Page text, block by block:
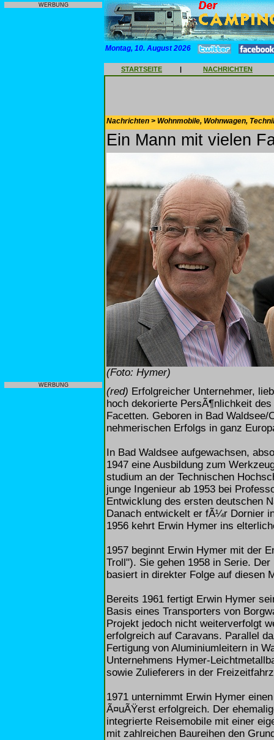
WERBUNG
WERBUNG
Montag, 10. August 2026
STARTSEITE | NACHRICHTEN
Nachrichten > Wohnmobile, Wohnwagen,
Ein Mann mit vielen
(Foto: Hymer)
(red) Erfolgreicher Unternehmer,
hoch dekorierte PersÃ¶nlichkeit
Facetten. Geboren in Bad
nehmerischen Erfolgs in ganz
In Bad Waldsee aufgewachsen,
1947 eine Ausbildung zum
studium an der Technischen
junge Ingenieur ab 1953 bei
Entwicklung des ersten deutschen
Danach entwickelt er fÃ¼r Dornier
1956 kehrt Erwin Hymer ins
1957 beginnt Erwin Hymer mit der
Troll"). Sie gehen 1958 in Serie.
basiert in direkter Folge auf diesen
Bereits 1961 fertigt Erwin Hymer
Basis eines Transporters von
Projekt jedoch nicht weiterverfolgt
erfolgreich auf Caravans. Parallel
Fertigung von Aluminiumleitern in
Unternehmens Hymer-
sowie Zulieferers in der
1971 unternimmt Erwin Hymer
Ã¤uÃŸerst erfolgreich. Der
integrierte Reisemobile mit einer
mit zahlreichen Baureihen den